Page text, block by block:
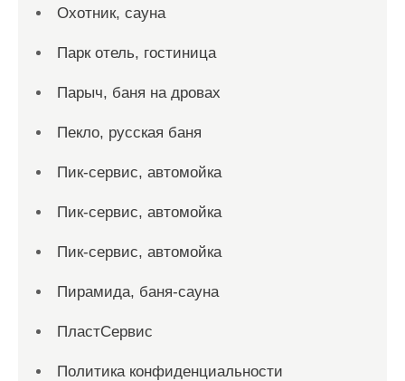
Охотник, сауна
Парк отель, гостиница
Парыч, баня на дровах
Пекло, русская баня
Пик-сервис, автомойка
Пик-сервис, автомойка
Пик-сервис, автомойка
Пирамида, баня-сауна
ПластСервис
Политика конфиденциальности